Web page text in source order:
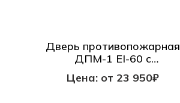
Дверь противопожарная
ДПМ-1 EI-60 с
прямоугольным окном
Цена: от 23 950₽